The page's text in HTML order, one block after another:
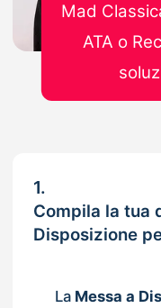
1.
Compila la tua
Disposizione
La Messa a
Mad
ATA o